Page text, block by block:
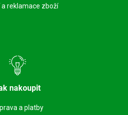
a reklamace zboží
nakoupit
a platby